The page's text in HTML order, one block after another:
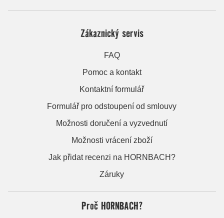
Zákaznický servis
FAQ
Pomoc a kontakt
Kontaktní formulář
Formulář pro odstoupení od smlouvy
Možnosti doručení a vyzvednutí
Možnosti vrácení zboží
Jak přidat recenzi na HORNBACH?
Záruky
Proč HORNBACH?